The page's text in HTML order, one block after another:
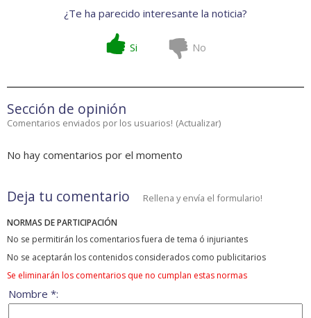
¿Te ha parecido interesante la noticia?
Si No
Sección de opinión
Comentarios enviados por los usuarios! (Actualizar)
No hay comentarios por el momento
Deja tu comentario Rellena y envía el formulario!
NORMAS DE PARTICIPACIÓN
No se permitirán los comentarios fuera de tema ó injuriantes
No se aceptarán los contenidos considerados como publicitarios
Se eliminarán los comentarios que no cumplan estas normas
Nombre *: